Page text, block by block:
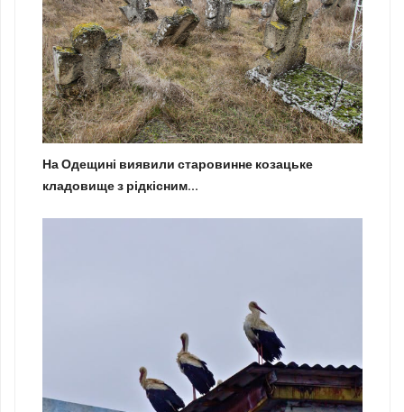
На Одещині виявили старовинне козацьке
кладовище з рідкісним...